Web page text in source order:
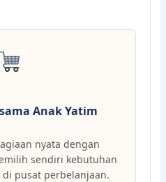
Anak Yatim
nyata dengan
sendiri kebutuhan
pusat perbelanjaan.